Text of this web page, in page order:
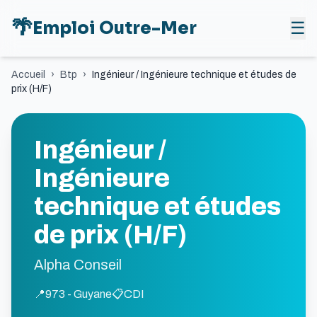
🌴Emploi Outre-Mer ☰
Accueil › Btp ›
Ingénieur / Ingénieure technique et études de
prix (H/F)
Ingénieur /
Ingénieure
technique et études
de prix (H/F)
Alpha Conseil
📍973 - Guyane📋CDI